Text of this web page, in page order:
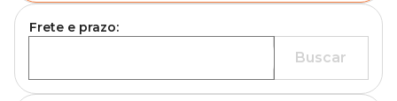
Frete e prazo:
Buscar